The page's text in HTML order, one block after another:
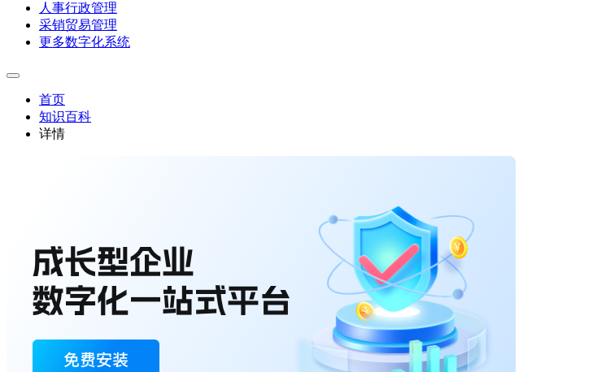
人事行政管理
采销贸易管理
更多数字化系统
首页
知识百科
详情